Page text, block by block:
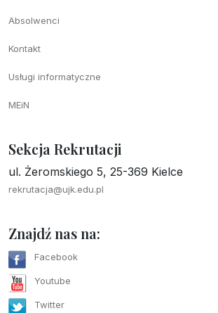
Absolwenci
Kontakt
Usługi informatyczne
MEiN
Sekcja Rekrutacji
ul. Żeromskiego 5, 25-369 Kielce
rekrutacja@ujk.edu.pl
Znajdź nas na:
Facebook
Youtube
Twitter